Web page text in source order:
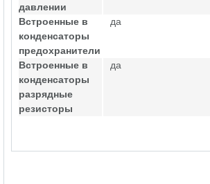
давлении
Встроенные в
конденсаторы
предохранители
да
Встроенные в
конденсаторы
разрядные
резисторы
да